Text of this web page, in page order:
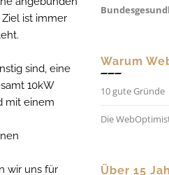
ist immer
sind, eine
10kW
mit einem
wir uns für
Warum
10 gute Gründe
Die
Über 15